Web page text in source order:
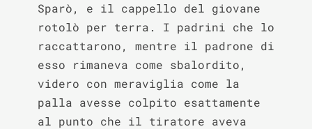
Sparò, e il cappello del giovane
rotolò per terra. I padrini che lo
raccattarono, mentre il padrone di
esso rimaneva come sbalordito,
videro con meraviglia come la
palla avesse colpito esattamente
al punto che il tiratore aveva